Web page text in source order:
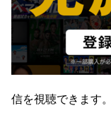
信を視聴できます。